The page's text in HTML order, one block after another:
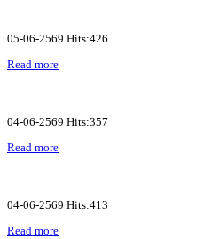
05-06-2569 Hits:426
Read more
04-06-2569 Hits:357
Read more
04-06-2569 Hits:413
Read more